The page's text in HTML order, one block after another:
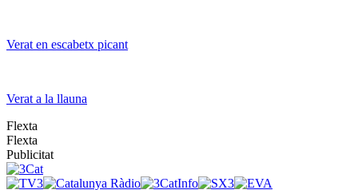
Verat en escabetx picant
Verat a la llauna
Flexta
Flexta
Publicitat